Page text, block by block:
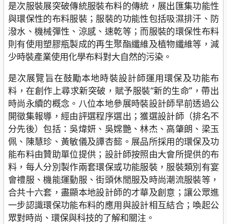
是次服裝展突破傳統服裝布料的傳統，展出匯集功能性
與環保性的布料服裝；服裝的功能性包括吸濕排汗、防
潑水、機械彈性、涼感、速乾等；而服裝的環保性布料
則有使用塑膠瓶製成的再生聚酯纖維及植物纖維等，減
少時裝產業使用化學布料對大自然的污染。
是次展覽旨在鼓勵本地時裝設計師運用環保及功能布
料，在創作上尋求新突破，賦予服裝“新的生命”，帶出
時尚永續的概念。八位本地參展時裝設計師早前透過公
開徵集報導，經由評選程序選出；獲選設計師（排名不
分先後）包括：吳煒妍、吳嫦艷、林杰、高肇朗、梁玉
佩、陳慧珍、黃敏儀及譚杏懿。展品所採用的環保及功
能布料由贊助單位提供；設計師按照由大會所提供的布
料，每人分別製作兩套環保或功能服裝，服裝類別有宴
會禮服、機能運動服、街頭休閒服及時尚潮流服裝等，
合共十六套，盡顯本地設計師的才華及創意；讓公眾進
一步認識環保功能布料的應用與設計相互結合；喚起公
眾對時尚、環保與科技的了解和關注。